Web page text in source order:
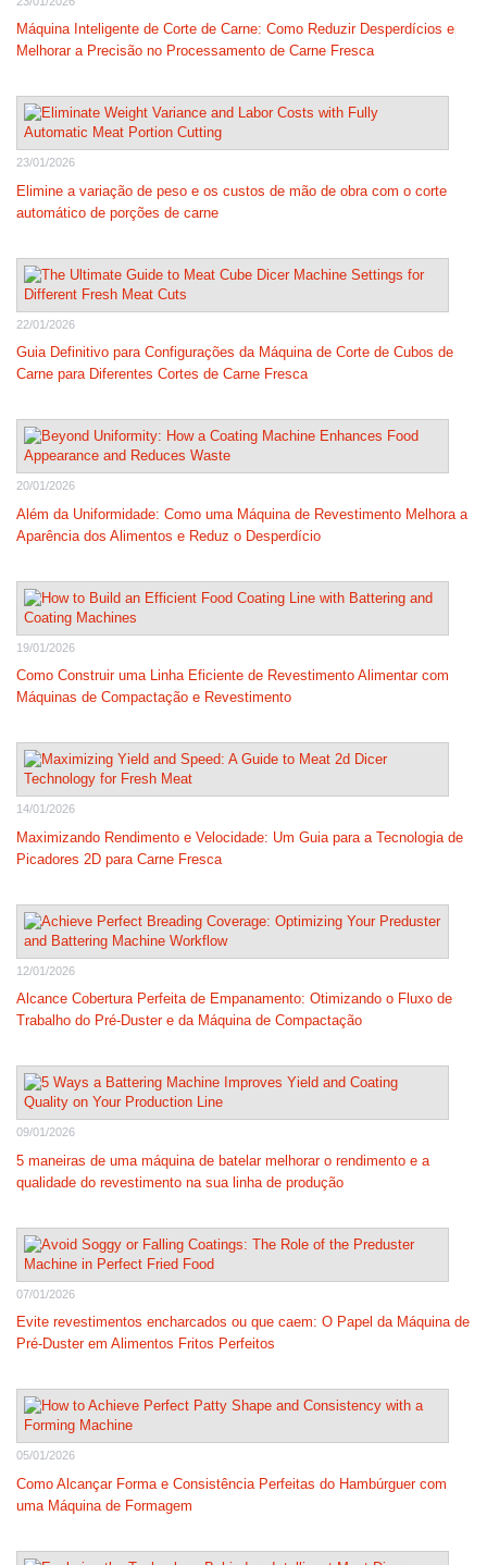
Máquina Inteligente de Corte de Carne: Como Reduzir Desperdícios e
Melhorar a Precisão no Processamento de Carne Fresca
23/01/2026
Elimine a variação de peso e os custos de mão de obra com o corte
automático de porções de carne
22/01/2026
Guia Definitivo para Configurações da Máquina de Corte de Cubos de
Carne para Diferentes Cortes de Carne Fresca
20/01/2026
Além da Uniformidade: Como uma Máquina de Revestimento Melhora a
Aparência dos Alimentos e Reduz o Desperdício
19/01/2026
Como Construir uma Linha Eficiente de Revestimento Alimentar com
Máquinas de Compactação e Revestimento
14/01/2026
Maximizando Rendimento e Velocidade: Um Guia para a Tecnologia de
Picadores 2D para Carne Fresca
12/01/2026
Alcance Cobertura Perfeita de Empanamento: Otimizando o Fluxo de
Trabalho do Pré-Duster e da Máquina de Compactação
09/01/2026
5 maneiras de uma máquina de batelar melhorar o rendimento e a
qualidade do revestimento na sua linha de produção
07/01/2026
Evite revestimentos encharcados ou que caem: O Papel da Máquina de
Pré-Duster em Alimentos Fritos Perfeitos
05/01/2026
Como Alcançar Forma e Consistência Perfeitas do Hambúrguer com
uma Máquina de Formagem